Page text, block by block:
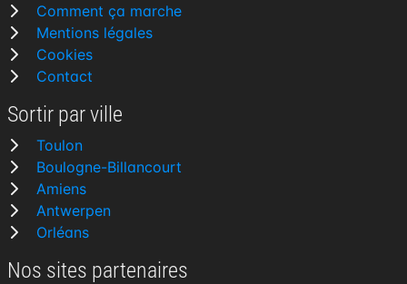
Comment ça marche
Mentions légales
Cookies
Contact
Sortir par ville
Toulon
Boulogne-Billancourt
Amiens
Antwerpen
Orléans
Nos sites partenaires